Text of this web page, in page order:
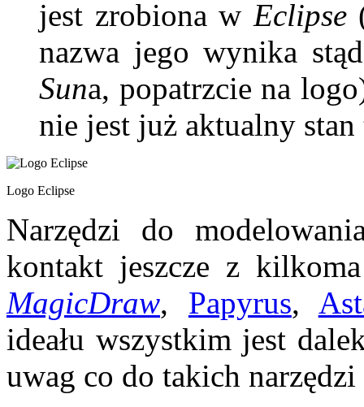
jest zrobiona w Eclipse
nazwa jego wynika
Suna, popatrzcie na
nie jest już aktualny
Logo Eclipse
Narzędzi do
kontakt jeszcze z
MagicDraw, Papyrus,
ideału wszystkim jest
uwag co do takich